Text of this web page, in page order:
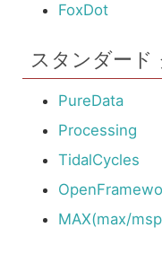
FoxDot
スタンダード
PureData
Processing
TidalCycles
MAX(max/